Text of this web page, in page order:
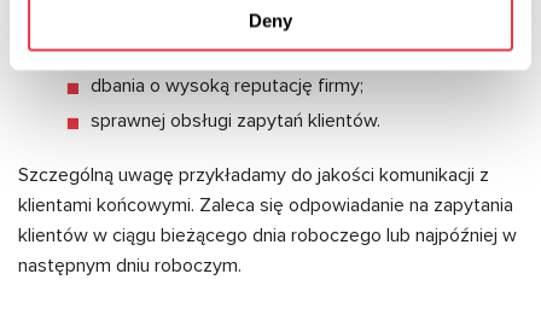
Deny
przekazywania raportów dotyczących wyników
sprzedaży;
dbania o wysoką reputację firmy;
sprawnej obsługi zapytań klientów.
Szczególną uwagę przykładamy do jakości komunikacji z
klientami końcowymi. Zaleca się odpowiadanie na zapytania
klientów w ciągu bieżącego dnia roboczego lub najpóźniej w
następnym dniu roboczym.